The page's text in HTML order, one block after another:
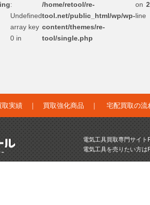
:
Undefined
array key
0 in
/home/retool/re-
tool.net/public_html/wp/wp-
content/themes/re-
tool/single.php
on
line
取実績｜ 買取強化商品 ｜ 宅配買取の流
電気工具買取専門サイ
電気工具を売りたい方は